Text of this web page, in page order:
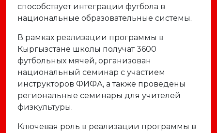
способствует интеграции футбола в
национальные образовательные системы.
В рамках реализации программы в
Кыргызстане школы получат 3600
футбольных мячей, организован
национальный семинар с участием
инструкторов ФИФА, а также проведены
региональные семинары для учителей
физкультуры.
Ключевая роль в реализации программы в